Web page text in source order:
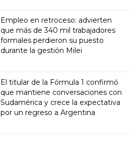
Empleo en retroceso: advierten
que más de 340 mil trabajadores
formales perdieron su puesto
durante la gestión Milei
El titular de la Fórmula 1 confirmó
que mantiene conversaciones con
Sudamérica y crece la expectativa
por un regreso a Argentina